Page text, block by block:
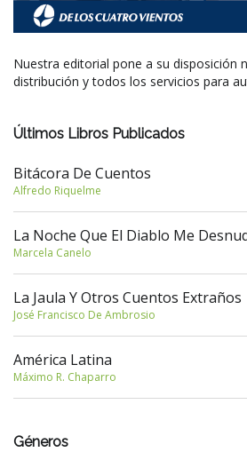
Nuestra editorial pone a su disposición
distribución y todos los servicios para
Últimos Libros Publicados
Bitácora De Cuentos
Alfredo Riquelme
La Noche Que El Diablo Me
Marcela Canelo
La Jaula Y Otros Cuentos Extraños
José Francisco De Ambrosio
América Latina
Máximo R. Chaparro
Géneros